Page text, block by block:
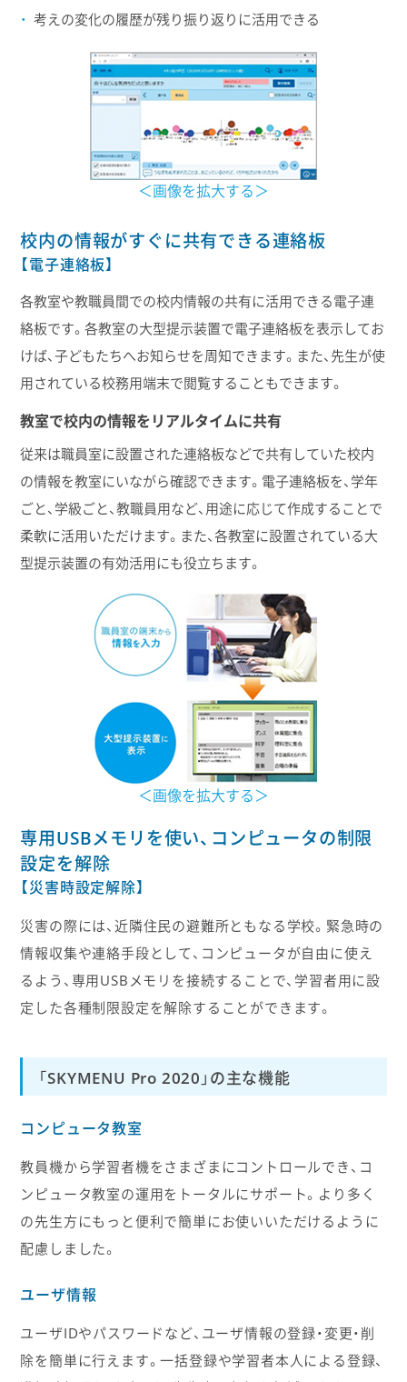
考えの変化の履歴が残り振り返りに活用できる
＜画像を拡大する＞
校内の情報がすぐに共有できる連絡板
【電子連絡板】
各教室や教職員間での校内情報の共有に活用できる電子連
絡板です。各教室の大型提示装置で電子連絡板を表示してお
けば、子どもたちへお知らせを周知できます。また、先生が使
用されている校務用端末で閲覧することもできます。
教室で校内の情報をリアルタイムに共有
従来は職員室に設置された連絡板などで共有していた校内
の情報を教室にいながら確認できます。電子連絡板を、学年
ごと、学級ごと、教職員用など、用途に応じて作成することで
柔軟に活用いただけます。また、各教室に設置されている大
型提示装置の有効活用にも役立ちます。
＜画像を拡大する＞
専用USBメモリを使い、コンピュータの制限
設定を解除
【災害時設定解除】
災害の際には、近隣住民の避難所ともなる学校。緊急時の
情報収集や連絡手段として、コンピュータが自由に使え
るよう、専用USBメモリを接続することで、学習者用に設
定した各種制限設定を解除することができます。
「SKYMENU Pro 2020」の主な機能
コンピュータ教室
教員機から学習者機をさまざまにコントロールでき、コ
ンピュータ教室の運用をトータルにサポート。より多く
の先生方にもっと便利で簡単にお使いいただけるように
配慮しました。
ユーザ情報
ユーザIDやパスワードなど、ユーザ情報の登録・変更・削
除を簡単に行えます。一括登録や学習者本人による登録、